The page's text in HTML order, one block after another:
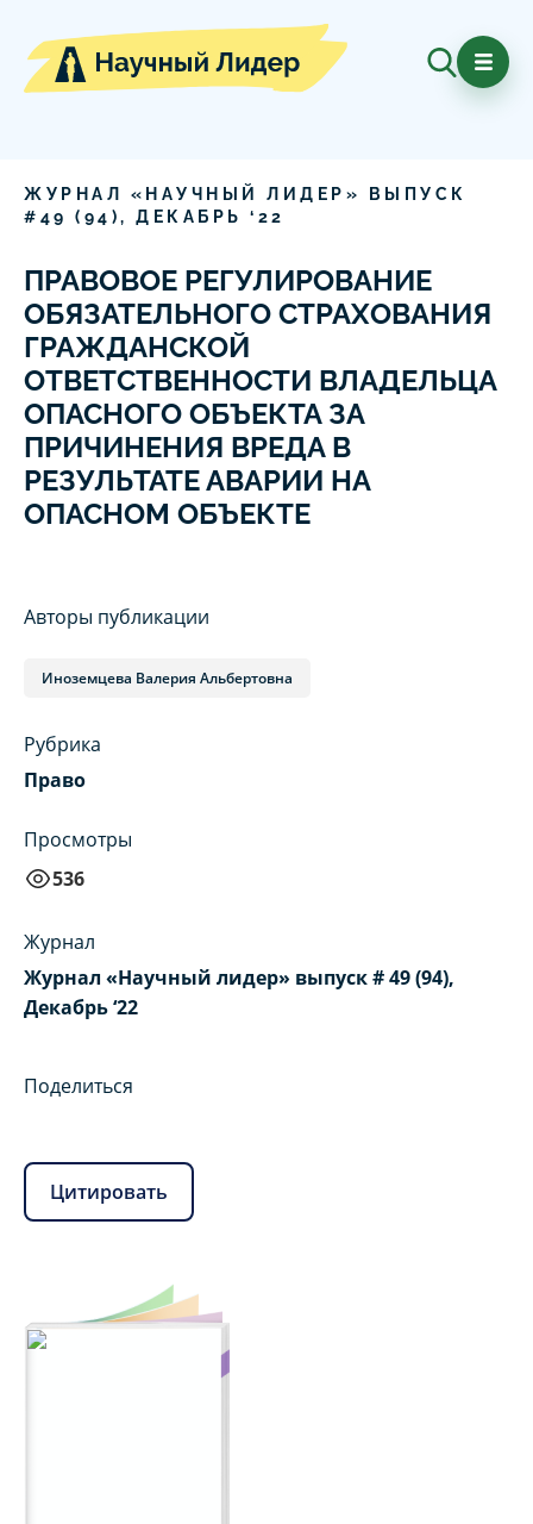
ЖУРНАЛ «НАУЧНЫЙ ЛИДЕР» ВЫПУСК
# 49 ( 94 ), ДЕКАБРЬ ‘ 22
ПРАВОВОЕ РЕГУЛИРОВАНИЕ
ОБЯЗАТЕЛЬНОГО СТРАХОВАНИЯ
ГРАЖДАНСКОЙ
ОТВЕТСТВЕННОСТИ ВЛАДЕЛЬЦА
ОПАСНОГО ОБЪЕКТА ЗА
ПРИЧИНЕНИЯ ВРЕДА В
РЕЗУЛЬТАТЕ АВАРИИ НА
ОПАСНОМ ОБЪЕКТЕ
Авторы публикации
Иноземцева Валерия Альбертовна
Рубрика
Право
Просмотры
536
Журнал
Журнал «Научный лидер» выпуск # 49 (94),
Декабрь ‘22
Поделиться
Цитировать